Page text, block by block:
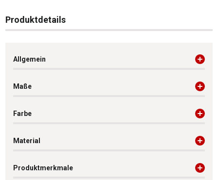
Produktdetails
Allgemein
Maße
Farbe
Material
Produktmerkmale